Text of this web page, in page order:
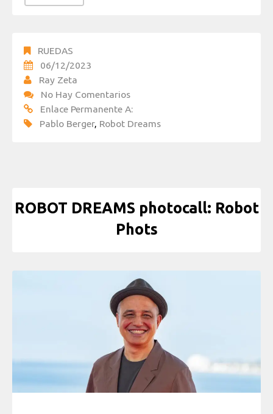
RUEDAS
06/12/2023
Ray Zeta
No Hay Comentarios
Enlace Permanente A:
Pablo Berger, Robot Dreams
ROBOT DREAMS photocall: Robot
Phots